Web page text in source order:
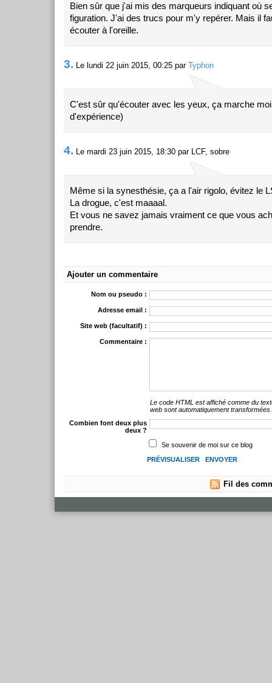
Bien sûr que j'ai mis des marqueurs indiquant où
figuration. J'ai des trucs pour m'y repérer. Mais il
écouter à l'oreille.
3. Le lundi 22 juin 2015, 00:25 par Typhon
C'est sûr qu'écouter avec les yeux, ça marche
d'expérience)
4. Le mardi 23 juin 2015, 18:30 par LCF, sobre
Même si la synesthésie, ça a l'air rigolo, évitez le
La drogue, c'est maaaal.
Et vous ne savez jamais vraiment ce que vous
prendre.
Ajouter un commentaire
Nom ou pseudo :
Adresse email :
Site web (facultatif) :
Commentaire :
Le code HTML est affiché comme du
web sont automatiquement transformées.
Combien font deux plus
deux ?
Se souvenir de moi sur ce blog
Fil des